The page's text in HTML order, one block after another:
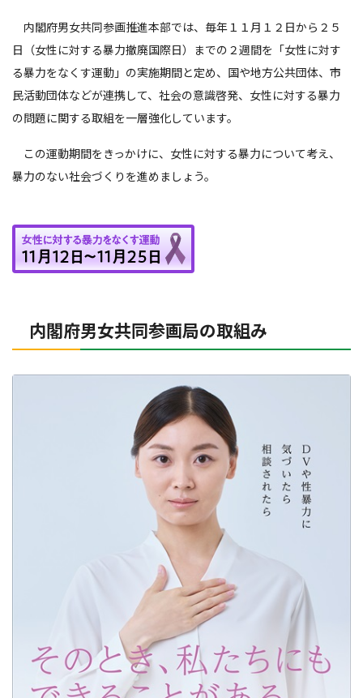
内閣府男女共同参画推進本部では、毎年１１月１２日から２５
日（女性に対する暴力撤廃国際日）までの２週間を「女性に対す
る暴力をなくす運動」の実施期間と定め、国や地方公共団体、市
民活動団体などが連携して、社会の意識啓発、女性に対する暴力
の問題に関する取組を一層強化しています。
この運動期間をきっかけに、女性に対する暴力について考え、
暴力のない社会づくりを進めましょう。
内閣府男女共同参画局の取組み